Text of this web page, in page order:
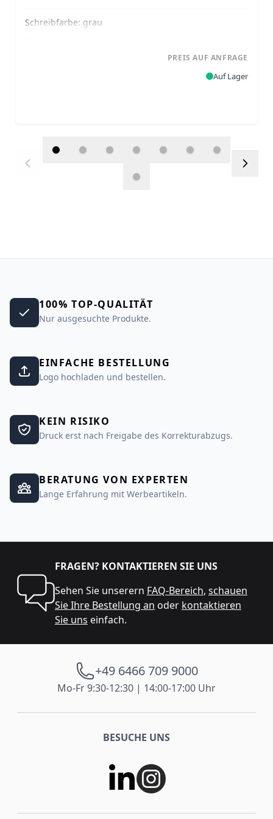
Schreibfarbe: grau
PREIS AUF ANFRAGE
Auf Lager
100% TOP-QUALITÄT
Nur ausgesuchte Produkte.
EINFACHE BESTELLUNG
Logo hochladen und bestellen.
KEIN RISIKO
Druck erst nach Freigabe des Korrekturabzugs.
BERATUNG VON EXPERTEN
Lange Erfahrung mit Werbeartikeln.
FRAGEN? KONTAKTIEREN SIE UNS
Sehen Sie unserern FAQ-Bereich, schauen
Sie Ihre Bestellung an oder kontaktieren
Sie uns einfach.
+49 6466 709 9000
Mo-Fr 9:30-12:30 | 14:00-17:00 Uhr
BESUCHE UNS